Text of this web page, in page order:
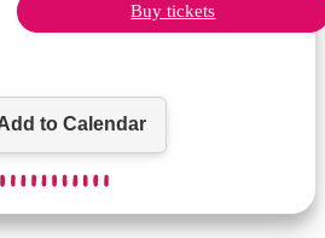
Buy tickets